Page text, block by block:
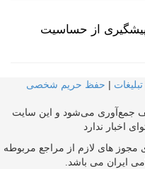
از حساسیت
تبلیغات | حفظ حریم شخصی
جمع‌آوری می‌شود و این سایت
اخبار ندارد
مجوز های لازم از مراجع مربوطه
ایران می باشد.